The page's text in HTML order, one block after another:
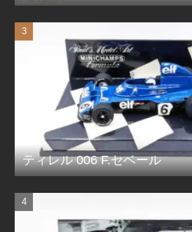
ティレル 006 F.セベール